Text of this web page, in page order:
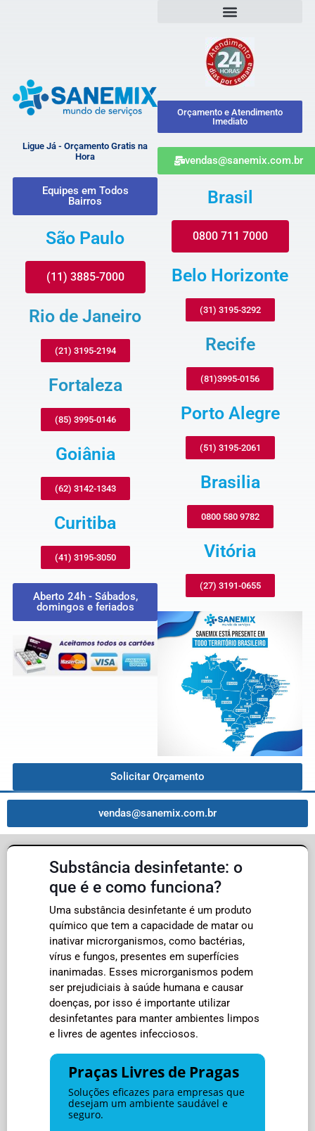
Ligue Já - Orçamento Gratis na
Hora
Equipes em Todos
Bairros
São Paulo
(11) 3885-7000
Rio de Janeiro
(21) 3195-2194
Fortaleza
(85) 3995-0146
Goiânia
(62) 3142-1343
Curitiba
(41) 3195-3050
Aberto 24h - Sábados,
domingos e feriados
Orçamento e Atendimento
Imediato
vendas@sanemix.com.br
Brasil
0800 711 7000
Belo Horizonte
(31) 3195-3292
Recife
(81)3995-0156
Porto Alegre
(51) 3195-2061
Brasilia
0800 580 9782
Vitória
(27) 3191-0655
Solicitar Orçamento
vendas@sanemix.com.br
Substância desinfetante: o
que é e como funciona?
Uma substância desinfetante é um produto
químico que tem a capacidade de matar ou
inativar microrganismos, como bactérias,
vírus e fungos, presentes em superfícies
inanimadas. Esses microrganismos podem
ser prejudiciais à saúde humana e causar
doenças, por isso é importante utilizar
desinfetantes para manter ambientes limpos
e livres de agentes infecciosos.
Praças Livres de Pragas
Soluções eficazes para empresas que
desejam um ambiente saudável e
seguro.